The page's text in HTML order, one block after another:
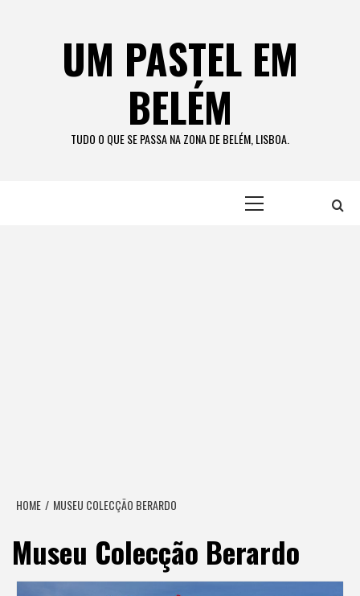
UM PASTEL EM
BELÉM
TUDO O QUE SE PASSA NA ZONA DE BELÉM, LISBOA.
HOME MUSEU COLECÇÃO BERARDO
Museu Colecção Berardo